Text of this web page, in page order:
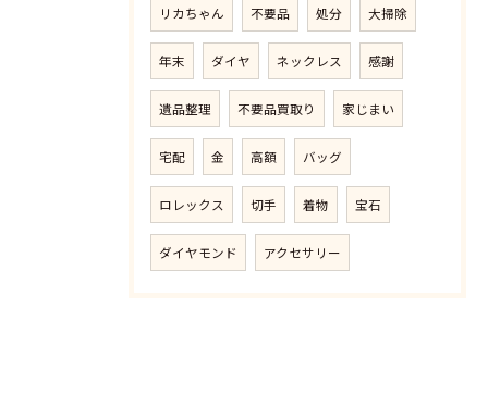
リカちゃん 不要品 処分 大掃除
年末 ダイヤ ネックレス 感謝
遺品整理 不要品買取り 家じまい
宅配 金 高額 バッグ
ロレックス 切手 着物 宝石
ダイヤモンド アクセサリー